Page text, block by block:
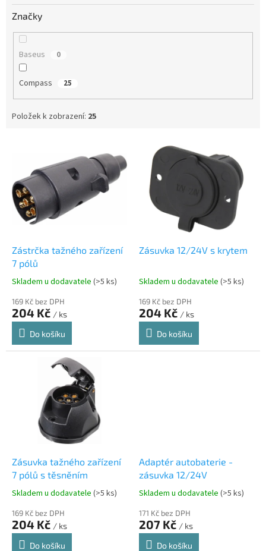
Značky
Baseus 0
Compass 25
Položek k zobrazení: 25
Zástrčka tažného zařízení
7 pólů
Skladem u dodavatele (>5 ks)
169 Kč bez DPH
204 Kč / ks
Do košíku
Zásuvka 12/24V s krytem
Skladem u dodavatele (>5 ks)
169 Kč bez DPH
204 Kč / ks
Do košíku
Zásuvka tažného zařízení
7 pólů s těsněním
Skladem u dodavatele (>5 ks)
169 Kč bez DPH
204 Kč / ks
Do košíku
Adaptér autobaterie -
zásuvka 12/24V
Skladem u dodavatele (>5 ks)
171 Kč bez DPH
207 Kč / ks
Do košíku